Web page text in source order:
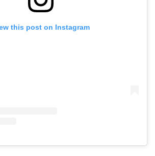
this post on Instagram